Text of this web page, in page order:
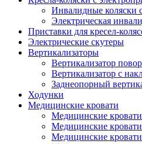
Инвалидные коляски
Электрическая
Приставки для кресел-
Электрические скутеры
Вертикализаторы
Вертикализатор
Вертикализатор с
Заднеопорный
Ходунки
Медицинские кровати
Медицинские
Медицинские
Медицинские